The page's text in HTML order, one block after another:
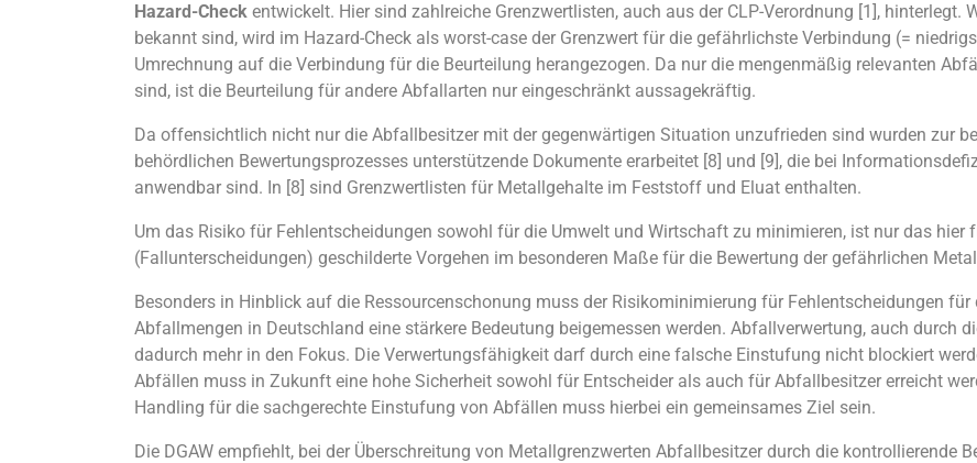
Hazard-Check entwickelt. Hier sind zahlreiche Grenzwertlisten, auch aus der CLP-Verordnung [1], hinterlegt.
bekannt sind, wird im Hazard-Check als worst-case der Grenzwert für die gefährlichste Verbindung (=
Umrechnung auf die Verbindung für die Beurteilung herangezogen. Da nur die mengenmäßig relevanten
sind, ist die Beurteilung für andere Abfallarten nur eingeschränkt aussagekräftig.
Da offensichtlich nicht nur die Abfallbesitzer mit der gegenwärtigen Situation unzufrieden sind wurden zur
behördlichen Bewertungsprozesses unterstützende Dokumente erarbeitet [8] und [9], die bei
anwendbar sind. In [8] sind Grenzwertlisten für Metallgehalte im Feststoff und Eluat enthalten.
Um das Risiko für Fehlentscheidungen sowohl für die Umwelt und Wirtschaft zu minimieren, ist nur das
(Fallunterscheidungen) geschilderte Vorgehen im besonderen Maße für die Bewertung der gefährlichen
Besonders in Hinblick auf die Ressourcenschonung muss der Risikominimierung für Fehlentscheidungen
Abfallmengen in Deutschland eine stärkere Bedeutung beigemessen werden. Abfallverwertung, auch durch
dadurch mehr in den Fokus. Die Verwertungsfähigkeit darf durch eine falsche Einstufung nicht blockiert
Abfällen muss in Zukunft eine hohe Sicherheit sowohl für Entscheider als auch für Abfallbesitzer erreicht
Handling für die sachgerechte Einstufung von Abfällen muss hierbei ein gemeinsames Ziel sein.
Die DGAW empfiehlt, bei der Überschreitung von Metallgrenzwerten Abfallbesitzer durch die kontrollierende